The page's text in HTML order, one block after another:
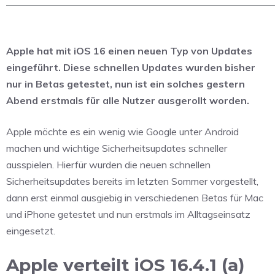
Apple hat mit iOS 16 einen neuen Typ von Updates
eingeführt. Diese schnellen Updates wurden bisher
nur in Betas getestet, nun ist ein solches gestern
Abend erstmals für alle Nutzer ausgerollt worden.
Apple möchte es ein wenig wie Google unter Android
machen und wichtige Sicherheitsupdates schneller
ausspielen. Hierfür wurden die neuen schnellen
Sicherheitsupdates bereits im letzten Sommer vorgestellt,
dann erst einmal ausgiebig in verschiedenen Betas für Mac
und iPhone getestet und nun erstmals im Alltagseinsatz
eingesetzt.
Apple verteilt iOS 16.4.1 (a)